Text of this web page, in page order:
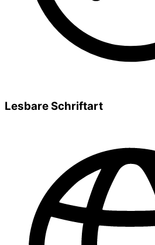
Lesbare Schriftart